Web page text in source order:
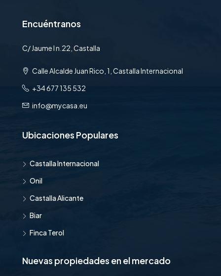
Encuéntranos
C/ Jaume I n.22, Castalla
Calle Alcalde Juan Rico, 1, Castalla Internacional
+34 677 135 532
info@mycasa.eu
Ubicaciones Populares
Castalla Internacional
Onil
Castalla Alicante
Biar
Finca Terol
Nuevas propiedades en el mercado